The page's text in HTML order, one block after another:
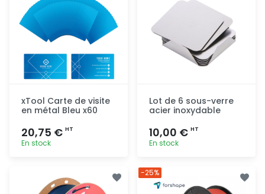
xTool Carte de visite
en métal Bleu x60
20,75 € HT
En stock
rapide
Lot de 6 sous-verre
acier inoxydable
10,00 € HT
En stock
-25%